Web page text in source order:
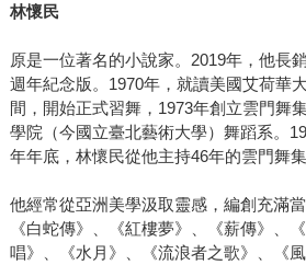
林懷民
原是一位著名的小說家。2019年，他長
週年紀念版。1970年，就讀美國艾荷華
間，開始正式習舞，1973年創立雲門舞
學院（今國立臺北藝術大學）舞蹈系。
年年底，林懷民從他主持46年的雲門舞集
他經常從亞洲美學汲取靈感，編創充滿
《白蛇傳》、《紅樓夢》、《薪傳》、
唱》、《水月》、《流浪者之歌》、《